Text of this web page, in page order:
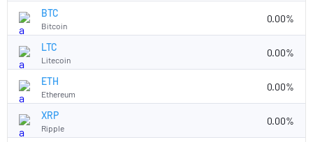
BTC
Bitcoin
0.00%
LTC
Litecoin
0.00%
ETH
Ethereum
0.00%
XRP
Ripple
0.00%